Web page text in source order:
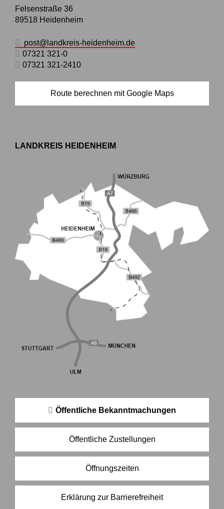
Felsenstraße 36
89518 Heidenheim
post@landkreis-heidenheim.de
07321 321-0
07321 321-2410
Route berechnen mit Google Maps
LANDKREIS HEIDENHEIM
Öffentliche Bekanntmachungen
Öffentliche Zustellungen
Öffnungszeiten
Erklärung zur Barrierefreiheit